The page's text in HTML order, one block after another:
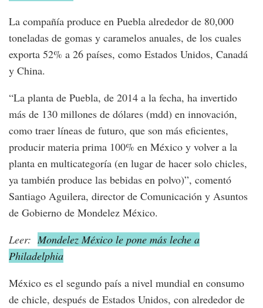
La compañía produce en Puebla alrededor de 80,000
toneladas de gomas y caramelos anuales, de los cuales
exporta 52% a 26 países, como Estados Unidos, Canadá
y China.
“La planta de Puebla, de 2014 a la fecha, ha invertido
más de 130 millones de dólares (mdd) en innovación,
como traer líneas de futuro, que son más eficientes,
producir materia prima 100% en México y volver a la
planta en multicategoría (en lugar de hacer solo chicles,
ya también produce las bebidas en polvo)”, comentó
Santiago Aguilera, director de Comunicación y Asuntos
de Gobierno de Mondelez México.
Leer: Mondelez México le pone más leche a
Philadelphia
México es el segundo país a nivel mundial en consumo
de chicle, después de Estados Unidos, con alrededor de